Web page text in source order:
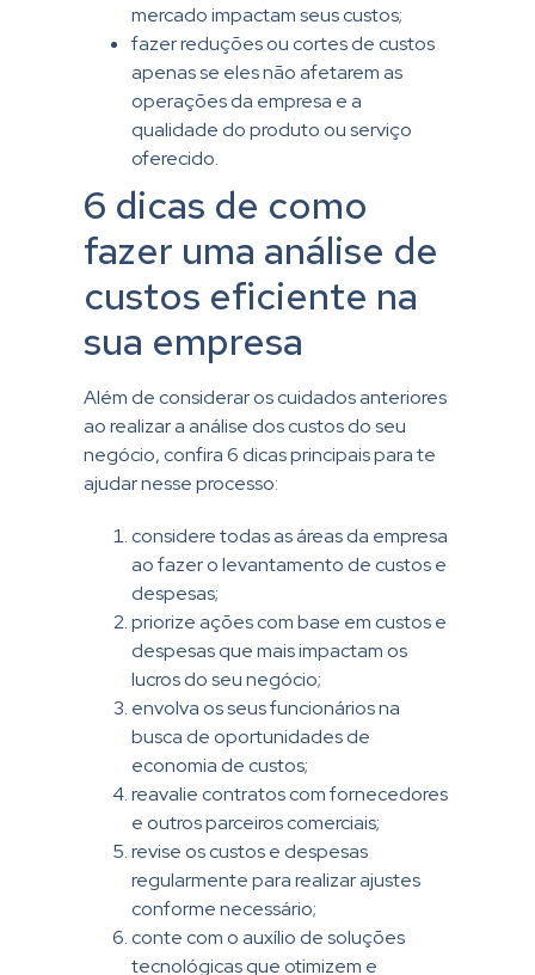
mercado impactam seus custos;
fazer reduções ou cortes de custos
apenas se eles não afetarem as
operações da empresa e a
qualidade do produto ou serviço
oferecido.
6 dicas de como
fazer uma análise de
custos eficiente na
sua empresa
Além de considerar os cuidados anteriores
ao realizar a análise dos custos do seu
negócio, confira 6 dicas principais para te
ajudar nesse processo:
considere todas as áreas da empresa
ao fazer o levantamento de custos e
despesas;
priorize ações com base em custos e
despesas que mais impactam os
lucros do seu negócio;
envolva os seus funcionários na
busca de oportunidades de
economia de custos;
reavalie contratos com fornecedores
e outros parceiros comerciais;
revise os custos e despesas
regularmente para realizar ajustes
conforme necessário;
conte com o auxílio de soluções
tecnológicas que otimizem e